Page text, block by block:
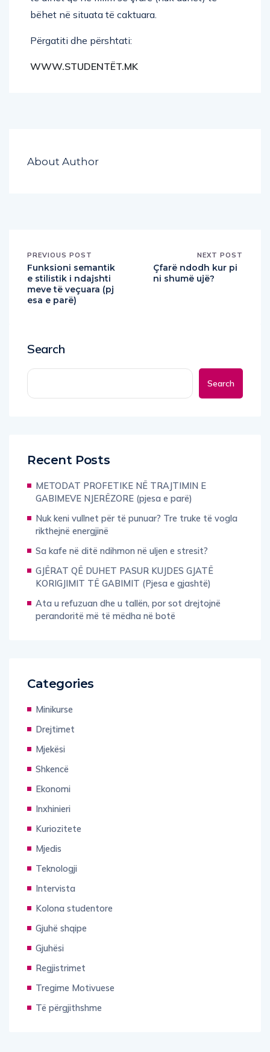
bëhet në situata të caktuara.
Përgatiti dhe përshtati:
WWW.STUDENTËT.MK
About Author
PREVIOUS POST
Funksioni semantik
e stilistik i ndajshti
meve të veçuara (pj
esa e parë)
NEXT POST
Çfarë ndodh kur pi
ni shumë ujë?
Search
Search
Recent Posts
METODAT PROFETIKE NË TRAJTIMIN E
GABIMEVE NJERËZORE (pjesa e parë)
Nuk keni vullnet për të punuar? Tre truke të vogla
rikthejnë energjinë
Sa kafe në ditë ndihmon në uljen e stresit?
GJËRAT QË DUHET PASUR KUJDES GJATË
KORIGJIMIT TË GABIMIT (Pjesa e gjashtë)
Ata u refuzuan dhe u tallën, por sot drejtojnë
perandoritë më të mëdha në botë
Categories
Minikurse
Drejtimet
Mjekësi
Shkencë
Ekonomi
Inxhinieri
Kuriozitete
Mjedis
Teknologji
Intervista
Kolona studentore
Gjuhë shqipe
Gjuhësi
Regjistrimet
Tregime Motivuese
Të përgjithshme